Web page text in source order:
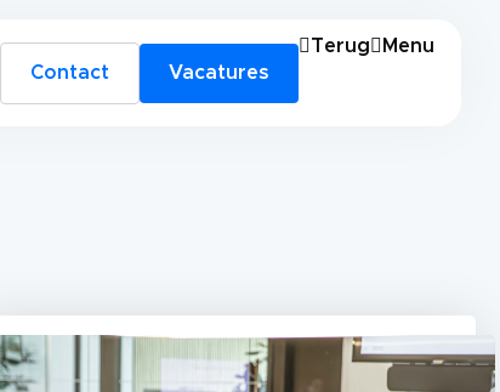
Contact Vacatures
Terug Menu